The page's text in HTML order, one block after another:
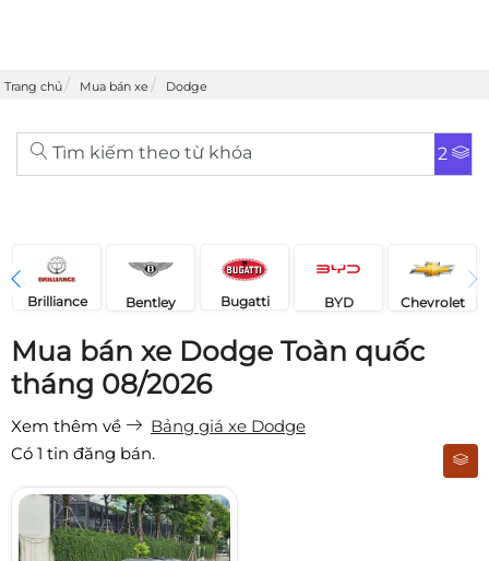
Trang chủ Mua bán xe Dodge
Tìm kiếm theo từ khóa 2
Brilliance Bentley Bugatti BYD Chevrolet
Mua bán xe Dodge Toàn quốc
tháng 08/2026
Xem thêm về
Bảng giá xe Dodge
Có 1 tin đăng bán.